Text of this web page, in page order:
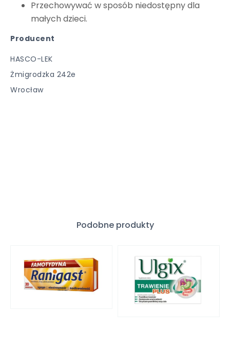
Przechowywać w sposób niedostępny dla
małych dzieci.
Producent
HASCO-LEK
Żmigrodzka 242e
Wrocław
Podobne produkty